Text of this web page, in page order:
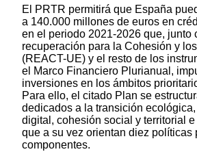
El PRTR permitirá que España
a 140.000 millones de euros en
en el periodo 2021-2026 que, junto
recuperación para la Cohesión y
(REACT-UE) y el resto de los
el Marco Financiero Plurianual,
inversiones en los ámbitos
Para ello, el citado Plan se
dedicados a la transición
digital, cohesión social y territorial
que a su vez orientan diez políticas
componentes.